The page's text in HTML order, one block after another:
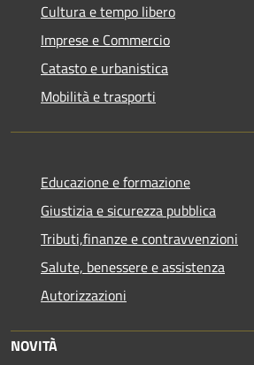
Cultura e tempo libero
Imprese e Commercio
Catasto e urbanistica
Mobilità e trasporti
Educazione e formazione
Giustizia e sicurezza pubblica
Tributi,finanze e contravvenzioni
Salute, benessere e assistenza
Autorizzazioni
NOVITÀ